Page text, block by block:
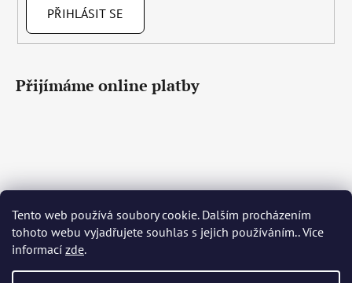
Tento web používá soubory cookie. Dalším procházením
tohoto webu vyjadřujete souhlas s jejich používáním.. Více
informací zde.
PŘIHLÁSIT SE
Přijímáme online platby
Čeština Slovenčina English Deutsch Magyar
Język polski Română Italiano Español Français
Português
Nederlands Українська Ελληνικά Svenska Dansk